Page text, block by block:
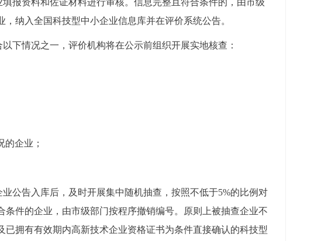
报资料和佐证材料进行审核。信息完整且符合条件的，由市级
，纳入全国科技型中小企业信息库并在评价系统公告。
下情况之一，评价机构将在公示前组织开展实地核查：
企业；
公告入库后，及时开展集中随机抽查，按照不低于5%的比例对
件的企业，由市级部门按程序撤销编号。原则上被抽查企业不
拥有有效期内高新技术企业资格证书为条件直接确认的科技型